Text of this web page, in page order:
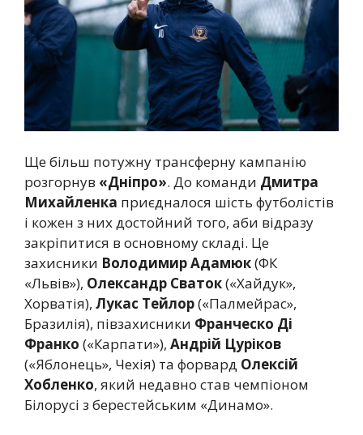
Ще більш потужну трансферну кампанію
розгорнув «Дніпро». До команди Дмитра
Михайленка приєдналося шість футболістів
і кожен з них достойний того, аби відразу
закріпитися в основному складі. Це
захисники Володимир Адамюк(ФК
«Львів»), Олександр Сваток(«Хайдук»,
Хорватія), Лукас Тейлор(«Палмейрас»,
Бразилія), півзахисники Франческо Ді
Франко («Карпати»), Андрій Цуріков
(«Яблонець», Чехія) та форвард Олексій
Хобленко, який недавно став чемпіоном
Білорусі з берестейським «Динамо».